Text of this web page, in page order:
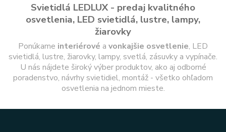
Svietidlá LEDLUX - predaj kvalitného
osvetlenia, LED svietidlá, lustre, lampy,
žiarovky
Ponúkame interiérové a vonkajšie osvetlenie, LED
svietidlá, lustre, žiarovky, lampy, svetlá, zásuvky a vypínače.
U nás nájdete široký výber produktov, ako aj odborné
poradenstvo, návrhy svietidiel, montáž - všetko ohľadom
osvetlenia na jednom mieste.